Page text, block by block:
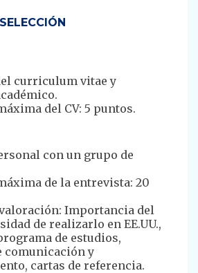
curriculum vitae y
del CV: 5 puntos.
con un grupo de
de la entrevista: 20
Importancia del
de realizarlo en EE.UU.,
de estudios,
comunicación y
cartas de referencia.